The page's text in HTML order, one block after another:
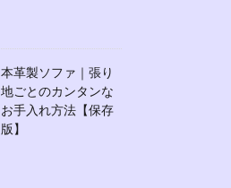
本革製ソファ｜張り
地ごとのカンタンな
お手入れ方法【保存
版】